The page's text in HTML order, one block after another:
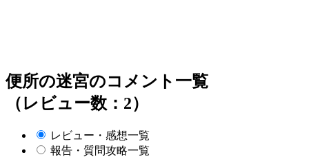
便所の迷宮のコメント一覧
（レビュー数：2）
レビュー・感想一覧
報告・質問攻略一覧